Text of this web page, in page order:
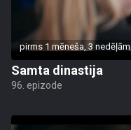
pirms 1 mēneša, 3 nedēļām
Samta dinastija
96. epizode